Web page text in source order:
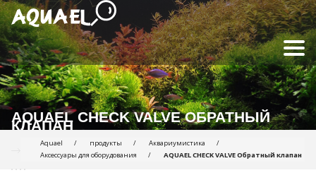
AQUAEL CHECK VALVE ОБРАТНЫЙ
КЛАПАН
Aquael продукты
Аквариумистика
Аксессуары для оборудования
AQUAEL CHECK VALVE Обратный клапан